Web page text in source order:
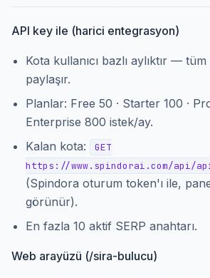
API key ile (harici entegrasyon)
Kota kullanıcı bazlı aylıktır —
paylaşır.
Planlar: Free 50 · Starter 100 ·
Enterprise 800 istek/ay.
Kalan kota:
GET
https://www.spindorai.com/api/
(Spindora oturum token'ı ile,
görünür).
En fazla 10 aktif SERP anahtarı.
Web arayüzü (/sira-bulucu)